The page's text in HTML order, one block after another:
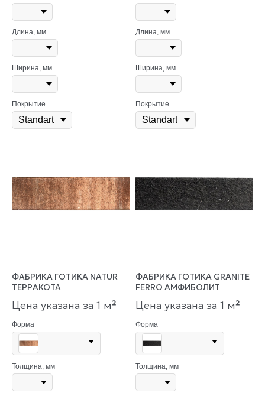
Длина, мм
Ширина, мм
Покрытие
Длина, мм
Ширина, мм
Покрытие
ФАБРИКА ГОТИКА NATUR
ТЕРРАКОТА
Цена указана за 1 м²
Форма
Толщина, мм
ФАБРИКА ГОТИКА GRANITE
FERRO АМФИБОЛИТ
Цена указана за 1 м²
Форма
Толщина, мм